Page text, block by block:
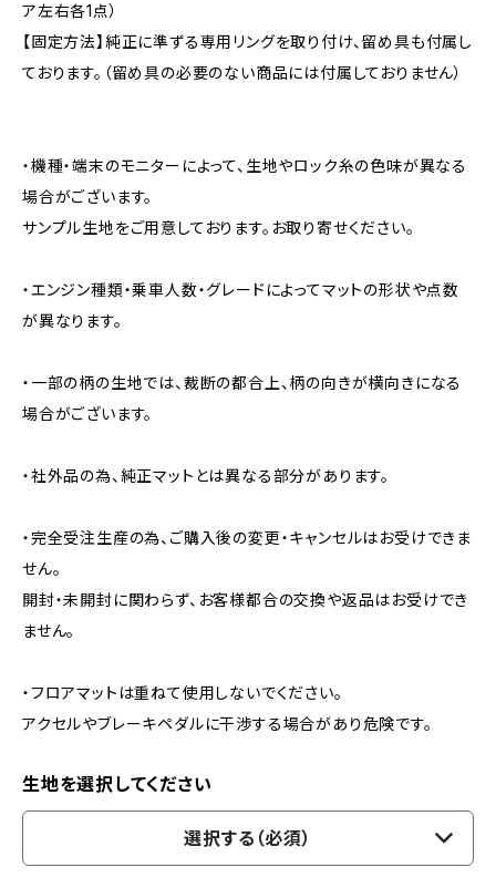
ア左右各1点）
【固定方法】純正に準ずる専用リングを取り付け、留め具も付属し
ております。（留め具の必要のない商品には付属しておりません）
・機種・端末のモニターによって、生地やロック糸の色味が異なる
場合がございます。
サンプル生地をご用意しております。お取り寄せください。
・エンジン種類・乗車人数・グレードによってマットの形状や点数
が異なります。
・一部の柄の生地では、裁断の都合上、柄の向きが横向きになる
場合がございます。
・社外品の為、純正マットとは異なる部分があります。
・完全受注生産の為、ご購入後の変更・キャンセルはお受けできま
せん。
開封・未開封に関わらず、お客様都合の交換や返品はお受けでき
ません。
・フロアマットは重ねて使用しないでください。
アクセルやブレーキペダルに干渉する場合があり危険です。
生地を選択してください
選択する（必須）